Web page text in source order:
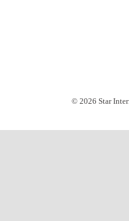
© 2026 Star